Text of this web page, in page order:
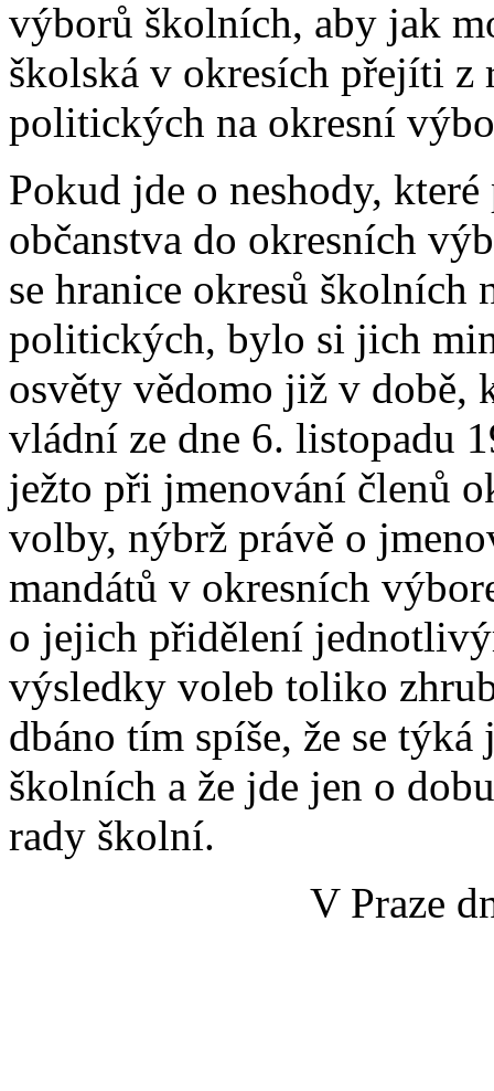
výborů školních, aby jak
školská v okresích přejíti z
politických na okresní
Pokud jde o neshody,
občanstva do okresních
se hranice okresů
politických, bylo si jich
osvěty vědomo již v době,
vládní ze dne 6. listopadu
ježto při jmenování členů
volby, nýbrž právě o
mandátů v okresních
o jejich přidělení
výsledky voleb toliko
dbáno tím spíše, že se
školních a že jde jen o
rady školní.
V Praze